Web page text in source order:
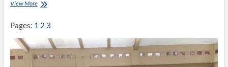
o
m
s
i
View MoreI
e
n
e
Pages: 1 2 3